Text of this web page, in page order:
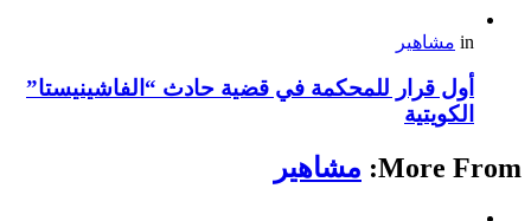
in مشاهير
أول قرار للمحكمة في قضية حادث “الفاشينيستا”
الكويتية
More From: مشاهير